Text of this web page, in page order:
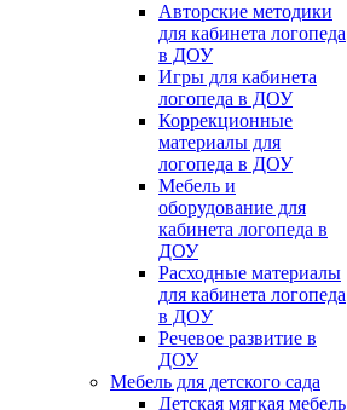
Авторские методики
для кабинета логопеда
в ДОУ
Игры для кабинета
логопеда в ДОУ
Коррекционные
материалы для
логопеда в ДОУ
Мебель и
оборудование для
кабинета логопеда в
ДОУ
Расходные материалы
для кабинета логопеда
в ДОУ
Речевое развитие в
ДОУ
Мебель для детского сада
Детская мягкая мебель